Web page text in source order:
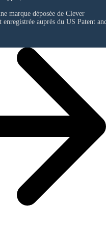
marque déposée de Clever
auprès du US Patent